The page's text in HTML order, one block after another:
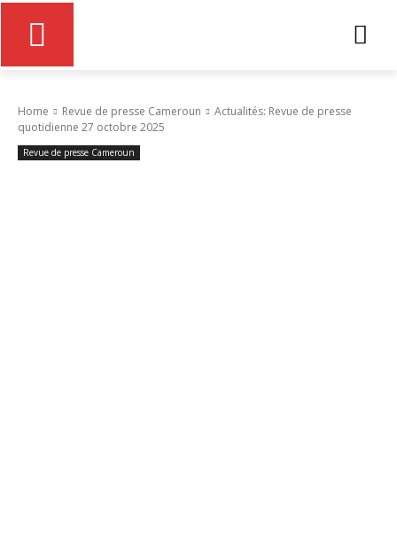
Home Revue de presse Cameroun
Actualités: Revue de presse
quotidienne 27 octobre 2025
Revue de presse Cameroun